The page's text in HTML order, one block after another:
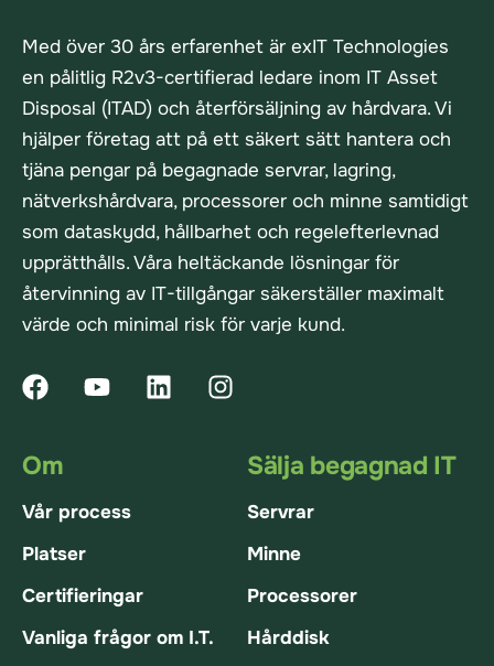
Med över 30 års erfarenhet är exIT Technologies
en pålitlig R2v3-certifierad ledare inom IT Asset
Disposal (ITAD) och återförsäljning av hårdvara. Vi
hjälper företag att på ett säkert sätt hantera och
tjäna pengar på begagnade servrar, lagring,
nätverkshårdvara, processorer och minne samtidigt
som dataskydd, hållbarhet och regelefterlevnad
upprätthålls. Våra heltäckande lösningar för
återvinning av IT-tillgångar säkerställer maximalt
värde och minimal risk för varje kund.
Om
Vår process
Platser
Certifieringar
Vanliga frågor om I.T.
Sälja begagnad IT
Servrar
Minne
Processorer
Hårddisk